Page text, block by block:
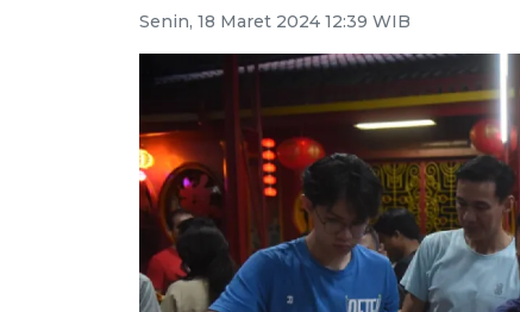
Senin, 18 Maret 2024 12:39 WIB